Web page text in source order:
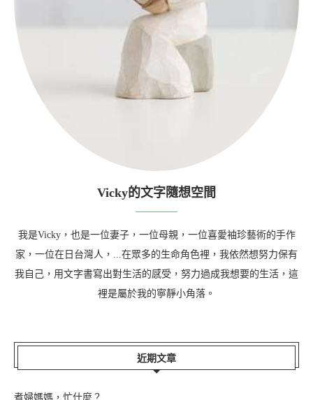
Vicky的文字隨想空間
我是Vicky，也是一位妻子，一位母親，一位喜愛袖珍藝術的手作
家，一位在日台灣人，...在眾多的生命角色裡，我依然想努力保有
我自己，用文字書寫出對生活的感受，努力過成我想要的生活，這
裡是屬於我的寧靜小角落。
近期文章
煮婦媽媽，忙什麼？